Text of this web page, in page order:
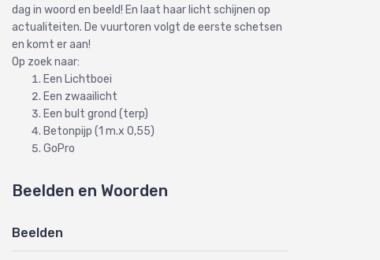
dag in woord en beeld! En laat haar licht schijnen op
actualiteiten. De vuurtoren volgt de eerste schetsen
en komt er aan!
Op zoek naar:
Een Lichtboei
Een zwaailicht
Een bult grond (terp)
Betonpijp (1 m.x 0,55)
GoPro
Beelden en Woorden
Beelden